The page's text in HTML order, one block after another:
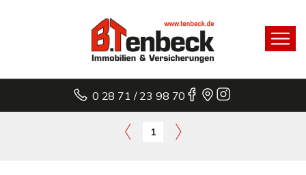
0 28 71 / 23 98 70
1